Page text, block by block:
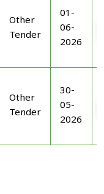
Other
Tender
01-
06-
2026
Other
Tender
30-
05-
2026